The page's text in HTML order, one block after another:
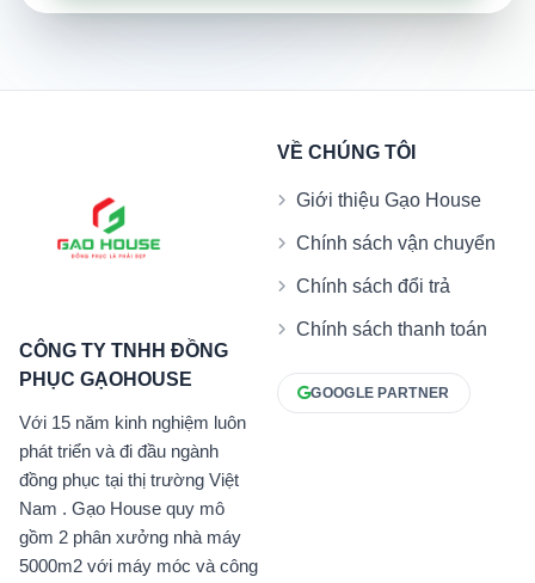
CÔNG TY TNHH ĐỒNG
PHỤC GẠOHOUSE
Với 15 năm kinh nghiệm luôn
phát triển và đi đầu ngành
đồng phục tại thị trường Việt
Nam . Gạo House quy mô
gồm 2 phân xưởng nhà máy
5000m2 với máy móc và công
VỀ CHÚNG TÔI
Giới thiệu Gạo House
Chính sách vận chuyển
Chính sách đổi trả
Chính sách thanh toán
GOOGLE PARTNER